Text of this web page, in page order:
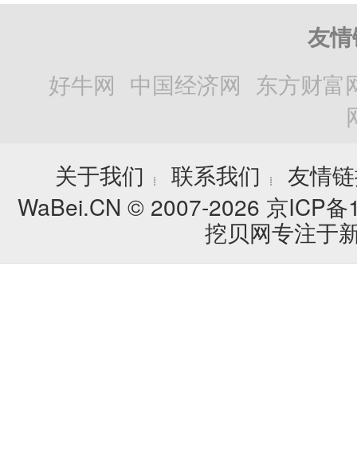
友
好牛网 中国经济网 东方财富
关于我们
┊ 联系我们 ┊
友情
WaBei.CN © 2007-2026 京ICP
挖贝网专注于